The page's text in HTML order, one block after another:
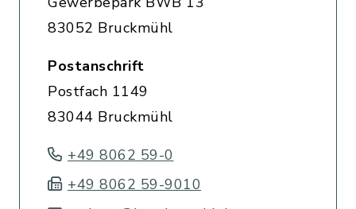
83052 Bruckmühl
Postanschrift
Postfach 1149
83044 Bruckmühl
+49 8062 59-0
+49 8062 59-9010